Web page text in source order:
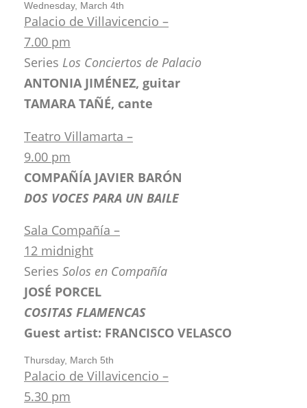
Wednesday, March 4th
Palacio de Villavicencio –
7.00 pm
Series Los Conciertos de Palacio
ANTONIA JIMÉNEZ, guitar
TAMARA TAÑÉ, cante
Teatro Villamarta –
9.00 pm
COMPAÑÍA JAVIER BARÓN
DOS VOCES PARA UN BAILE
Sala Compañía –
12 midnight
Series Solos en Compañía
JOSÉ PORCEL
COSITAS FLAMENCAS
Guest artist: FRANCISCO VELASCO
Thursday, March 5th
Palacio de Villavicencio –
5.30 pm